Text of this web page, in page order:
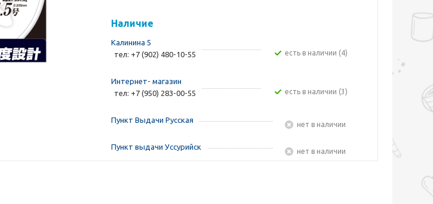
Наличие
Калинина 5
тел: +7 (902) 480-10-55
Есть в наличии (4)
Интернет- магазин
тел: +7 (950) 283-00-55
Есть в наличии (3)
Пункт Выдачи Русская Нет в наличии
Пункт выдачи Уссурийск Нет в наличии